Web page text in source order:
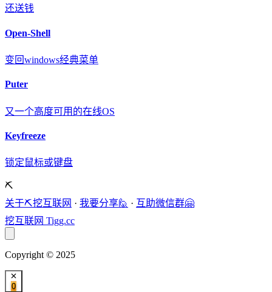
还送钱
Open-Shell
变回windows经典菜单
Puter
又一个高度可用的在线OS
Keyfreeze
锁定鼠标或键盘
⛏️
关于⛏️挖互联网 · 我要分享🙋 · 互助微信群🤗
挖互联网 Tigg.cc
Copyright © 2025
0